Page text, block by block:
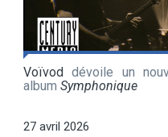
Voïvod dévoile un
album Symphonique
27 avril 2026